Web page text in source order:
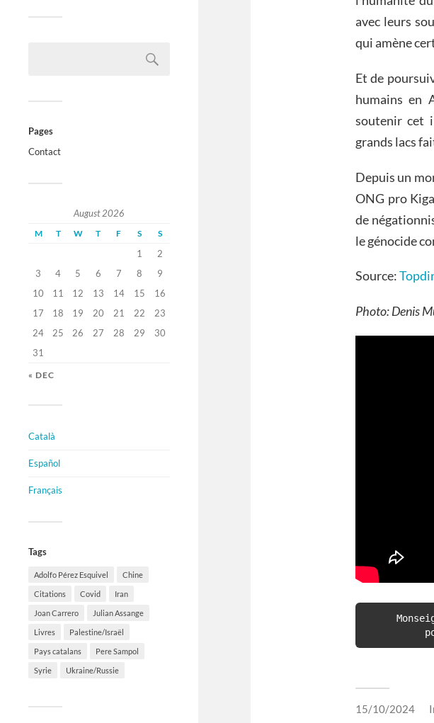
Pages
Contact
August 2026
M T W T F S S
1
2
3
4 5 6 7 8
9
10
11 12 13 14 15
16
17
18 19 20 21 22
23
24
25 26 27 28 29
30
31
« DEC
Català
Español
Français
Tags
Adolfo Pérez Esquivel Chine
Citations Covid Iran
Joan Carrero Julian Assange
Livres Palestine/Israël
Pays catalans Pere Sampol
Syrie Ukraine/Russie
avec leurs
qui amène
Et de
humains en
soutenir cet
grands lacs
Depuis un
ONG pro
de
le génocide
Source:
Photo: Denis
15/10/2024